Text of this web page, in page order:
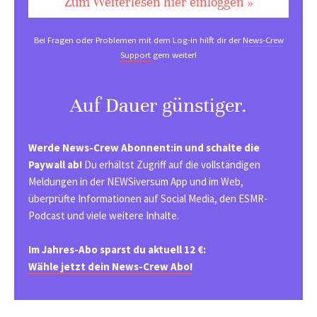
Bei Fragen oder Problemen mit dem Log-in hilft dir derNews-Crew
Support gern weiter!
Auf Dauer günstiger.
Werde News-Crew Abonnent:in und schalte die
Paywall ab! Du erhältst Zugriff auf die vollständigen
Meldungen in der NEWSiversum App und im Web,
überprüfte Informationen auf Social Media, den ESMR-
Podcast und viele weitere Inhalte.
Im Jahres-Abo sparst du aktuell 12 €:
Wähle jetzt dein News-Crew Abo!